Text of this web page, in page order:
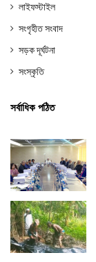
লাইফস্টাইল
সংগৃহীত সংবাদ
সড়ক দূর্ঘটনা
সংস্কৃতি
সর্বাধিক পঠিত